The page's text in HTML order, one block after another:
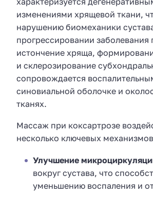
изменениями хрящевой ткани,
нарушению биомеханики
прогрессировании заболевания
истончение хряща,
и склерозирование
сопровождается
синовиальной оболочке и
тканях.
Массаж при коксартрозе
несколько ключевых
Улучшение
вокруг сустава, что
уменьшению воспаления и